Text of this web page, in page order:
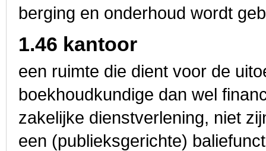
berging en onderhoud wordt
1.46 kantoor
een ruimte die dient voor de
boekhoudkundige dan wel
zakelijke dienstverlening, niet
een (publieksgerichte)